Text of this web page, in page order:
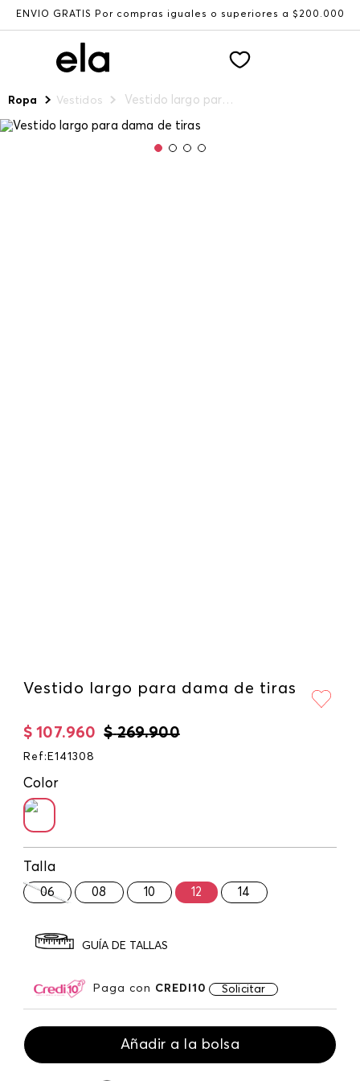
ENVÍO GRATIS Por compras iguales o superiores a $200.000
Ropa Vestidos Vestido largo para dama de tiras
Vestido largo para dama de tiras
$ 269.900
$ 107.960
Ref : E141308
Color
Talla
06 08 10 12 14
GUÍA DE TALLAS
Paga con CREDI10 Solicitar
Añadir a la bolsa